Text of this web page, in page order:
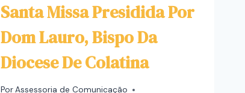
Santa Missa Presidida Por
Dom Lauro, Bispo Da
Diocese De Colatina
PorAssessoria de Comunicação